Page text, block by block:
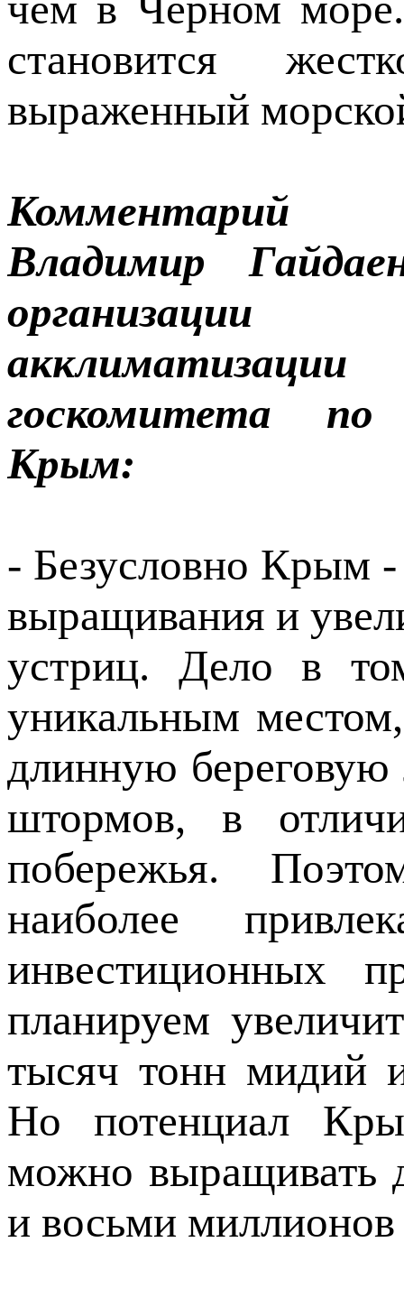
становится
выраженный
Комментарий
Владимир
организации
госкомитета по
Крым:
- Безусловно Крым -
выращивания и
устриц. Дело в
уникальным
длинную
штормов, в
побережья.
наиболее
инвестиционных
планируем
тысяч тонн мидий
Но потенциал
можно выращивать
и восьми